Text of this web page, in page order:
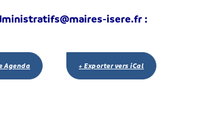
isere.fr :
Agenda + Exporter vers iCal